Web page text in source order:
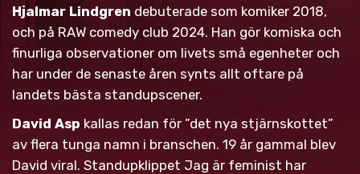
Hjalmar Lindgren debuterade som komiker 2018,
och på RAW comedy club 2024. Han gör komiska och
finurliga observationer om livets små egenheter och
har under de senaste åren synts allt oftare på
landets bästa standupscener.
David Asp kallas redan för ”det nya stjärnskottet”
av flera tunga namn i branschen. 19 år gammal blev
David viral. Standupklippet Jag är feminist har